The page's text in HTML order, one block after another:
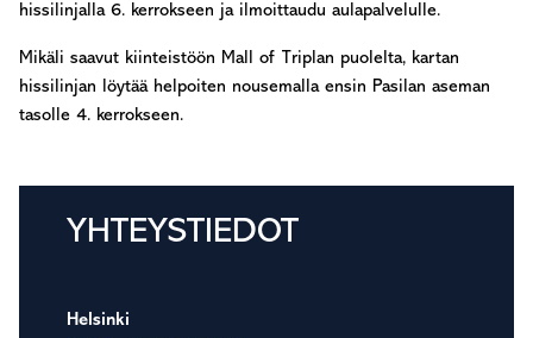
hissilinjalla 6. kerrokseen ja ilmoittaudu aulapalvelulle.
Mikäli saavut kiinteistöön Mall of Triplan puolelta, kartan
hissilinjan löytää helpoiten nousemalla ensin Pasilan aseman
tasolle 4. kerrokseen.
Ensisijainen
YHTEYSTIEDOT
Helsinki